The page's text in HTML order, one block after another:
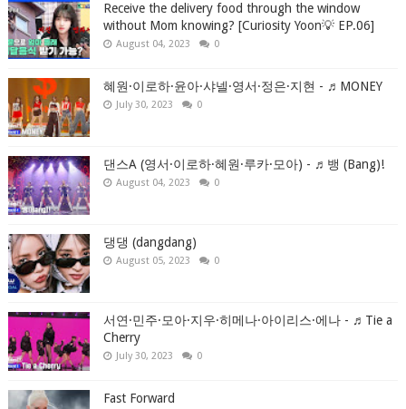
Receive the delivery food through the window
without Mom knowing? [Curiosity Yoon💡 EP.06]
August 04, 2023 0
혜원·이로하·윤아·샤넬·영서·정은·지현 - ♬MONEY
July 30, 2023 0
댄스A (영서·이로하·혜원·루카·모아) - ♬뱅 (Bang)!
August 04, 2023 0
댕댕 (dangdang)
August 05, 2023 0
서연·민주·모아·지우·히메나·아이리스·에나 - ♬Tie a
Cherry
July 30, 2023 0
Fast Forward